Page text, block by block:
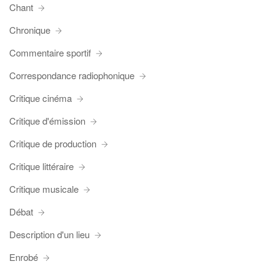
Chant
Chronique
Commentaire sportif
Correspondance radiophonique
Critique cinéma
Critique d'émission
Critique de production
Critique littéraire
Critique musicale
Débat
Description d'un lieu
Enrobé